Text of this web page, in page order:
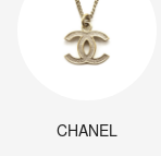
CHANEL